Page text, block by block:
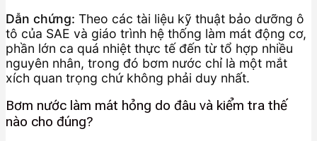
Dẫn chứng: Theo các tài liệu kỹ thuật bảo dưỡng ô
tô của SAE và giáo trình hệ thống làm mát động cơ,
phần lớn ca quá nhiệt thực tế đến từ tổ hợp nhiều
nguyên nhân, trong đó bơm nước chỉ là một mắt
xích quan trọng chứ không phải duy nhất.
Bơm nước làm mát hỏng do đâu và kiểm tra thế
nào cho đúng?